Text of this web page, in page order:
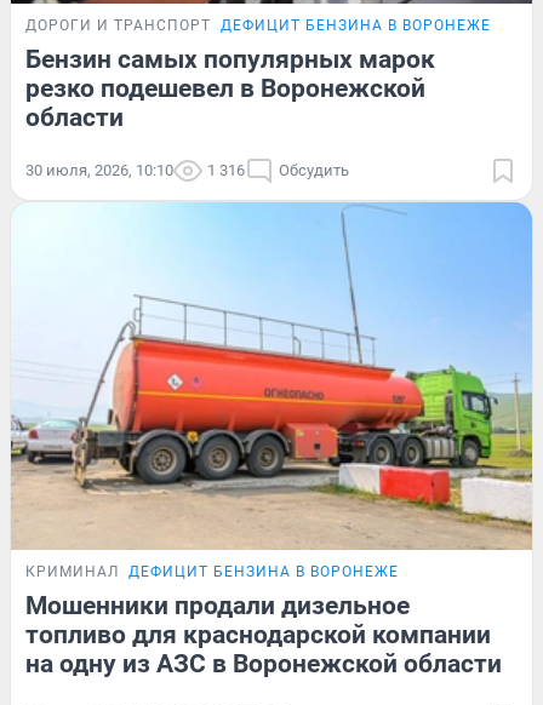
ДОРОГИ И ТРАНСПОРТ ДЕФИЦИТ БЕНЗИНА В ВОРОНЕЖЕ
Бензин самых популярных марок
резко подешевел в Воронежской
области
30 июля, 2026, 10:10 1 316 Обсудить
КРИМИНАЛ ДЕФИЦИТ БЕНЗИНА В ВОРОНЕЖЕ
Мошенники продали дизельное
топливо для краснодарской компании
на одну из АЗС в Воронежской области